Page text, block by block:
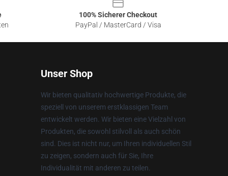
100% Sicherer Checkout
PayPal / MasterCard / Visa
Unser Shop
Wir bieten qualitativ hochwertige Produkte, die
speziell von unserem erstklassigen Team
entwickelt werden. Wir bieten eine Vielzahl von
Produkten, die sowohl stilvoll als auch schön
sind. Dies ist nicht nur, um Ihren individuellen Stil
zu zeigen, sondern auch für Sie, Ihre
Individualität mit anderen zu teilen.